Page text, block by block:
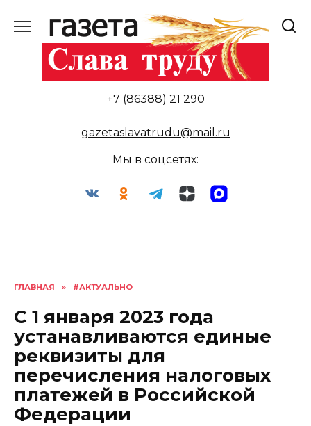
содержанию
+7 (86388) 21 290
gazetaslavatrudu@mail.ru
Мы в соцсетях:
ГЛАВНАЯ » #АКТУАЛЬНО
С 1 января 2023 года
устанавливаются единые
реквизиты для
перечисления налоговых
платежей в Российской
Федерации